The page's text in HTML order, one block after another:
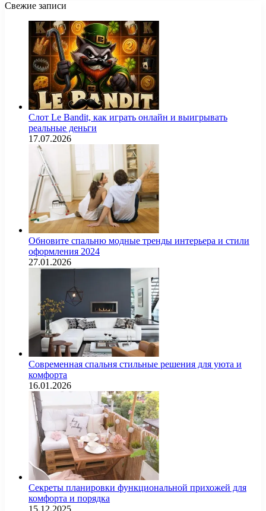
Свежие записи
Слот Le Bandit, как играть онлайн и выигрывать
реальные деньги
17.07.2026
Обновите спальню модные тренды интерьера и стили
оформления 2024
27.01.2026
Современная спальня стильные решения для уюта и
комфорта
16.01.2026
Секреты планировки функциональной прихожей для
комфорта и порядка
15.12.2025